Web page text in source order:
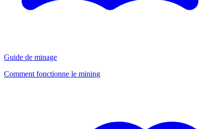
Guide de minage
Comment fonctionne le mining